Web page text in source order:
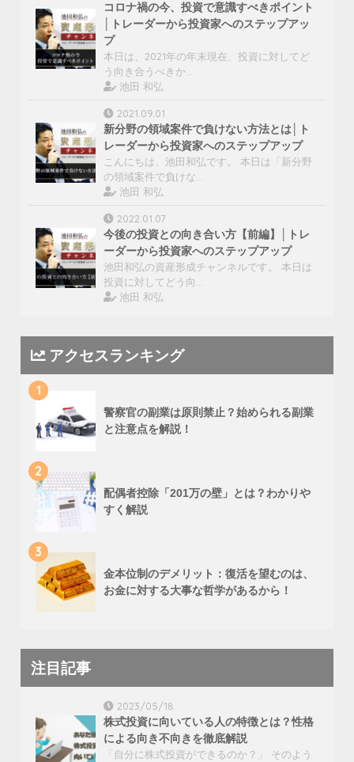
コロナ禍の今、投資で意識すべきポイント
│トレーダーから投資家へのステップアッ
プ
本日は、2021年の年末現在、投資に対してど
う向き合うべきか…
池田 和弘
2021.09.01
新分野の領域案件で負けない方法とは│ト
レーダーから投資家へのステップアップ
こんにちは、池田和弘です。 本日は「新分野
の領域案件で負けな…
池田 和弘
2022.01.07
今後の投資との向き合い方【前編】│トレ
ーダーから投資家へのステップアップ
池田和弘の資産形成チャンネルです。 本日は
投資に対してどう向…
池田 和弘
アクセスランキング
1
警察官の副業は原則禁止？始められる副業
と注意点を解説！
2
配偶者控除「201万の壁」とは？わかりや
すく解説
3
金本位制のデメリット：復活を望むのは、
お金に対する大事な哲学があるから！
注目記事
2023/05/18
株式投資に向いている人の特徴とは？性格
による向き不向きを徹底解説
「自分に株式投資ができるのか？」 そのよう